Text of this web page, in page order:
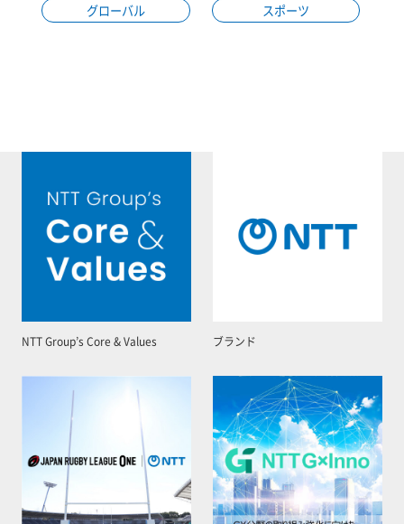
グローバル スポーツ
NTT Group’s Core & Values ブランド